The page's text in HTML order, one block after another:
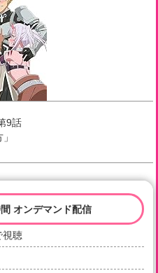
9話
」
オンデマンド配信
視聴